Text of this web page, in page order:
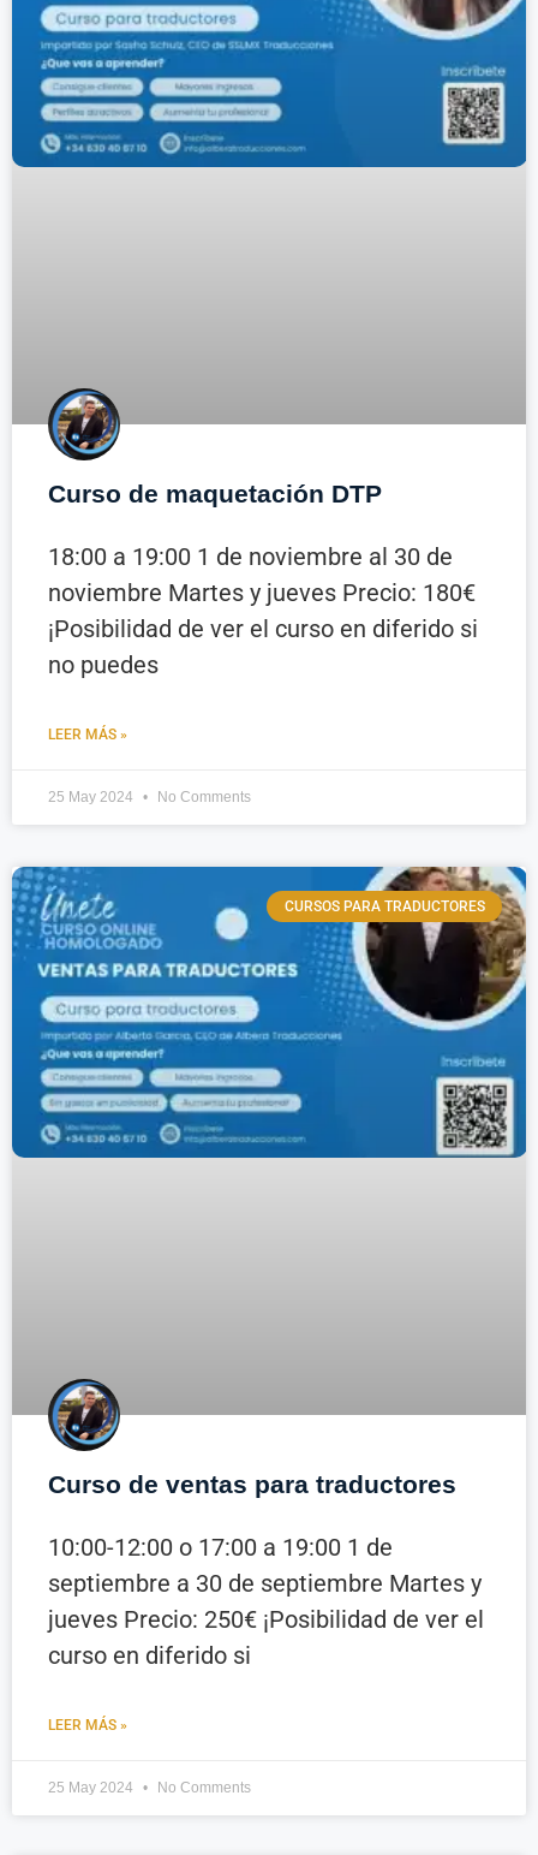
Curso de maquetación DTP
18:00 a 19:00 1 de noviembre al 30 de
noviembre Martes y jueves Precio: 180€
¡Posibilidad de ver el curso en diferido si
no puedes
LEER MÁS »
25 May 2024 No Comments
CURSOS PARA TRADUCTORES
Curso de ventas para traductores
10:00-12:00 o 17:00 a 19:00 1 de
septiembre a 30 de septiembre Martes y
jueves Precio: 250€ ¡Posibilidad de ver el
curso en diferido si
LEER MÁS »
25 May 2024 No Comments